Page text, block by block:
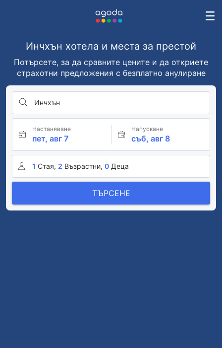
Инчхън хотела и места за престой
Потърсете, за да сравните цените и да откриете
страхотни предложения с безплатно анулиране
Инчхън
Настаняване
пет, авг 7
Напускане
съб, авг 8
1 Стая, 2 Възрастни, 0 Деца
ТЪРСЕНЕ